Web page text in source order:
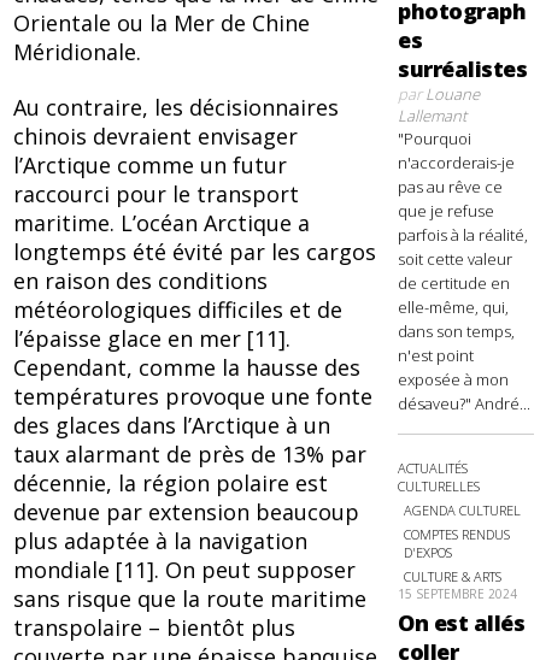
Orientale ou la Mer de Chine
Méridionale.
Au contraire, les décisionnaires
chinois devraient envisager
l’Arctique comme un futur
raccourci pour le transport
maritime. L’océan Arctique a
longtemps été évité par les cargos
en raison des conditions
météorologiques difficiles et de
l’épaisse glace en mer [11].
Cependant, comme la hausse des
températures provoque une fonte
des glaces dans l’Arctique à un
taux alarmant de près de 13% par
décennie, la région polaire est
devenue par extension beaucoup
plus adaptée à la navigation
mondiale [11]. On peut supposer
sans risque que la route maritime
transpolaire – bientôt plus
photograph
es
surréalistes
parLouane
Lallemant
"Pourquoi
n'accorderais-je
pas au rêve ce
que je refuse
parfois à la réalité,
soit cette valeur
de certitude en
elle-même, qui,
dans son temps,
n'est point
exposée à mon
désaveu?" André...
ACTUALITÉS
CULTURELLES
AGENDA CULTUREL
COMPTES RENDUS
D'EXPOS
CULTURE & ARTS
15 SEPTEMBRE 2024
On est allés
coller